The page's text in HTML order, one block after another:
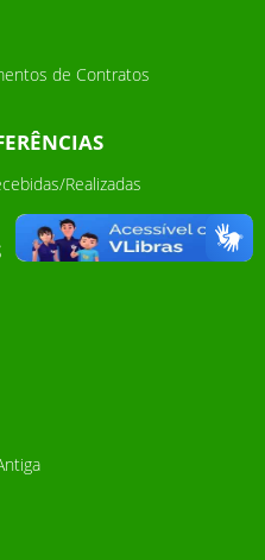
de Contratos
Realizadas